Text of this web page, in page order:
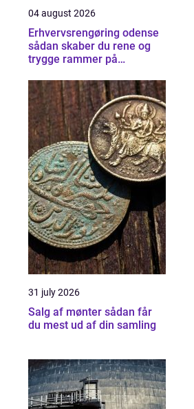
04 august 2026
Erhvervsrengøring odense
sådan skaber du rene og
trygge rammer på
31 july 2026
Salg af mønter sådan får
du mest ud af din samling